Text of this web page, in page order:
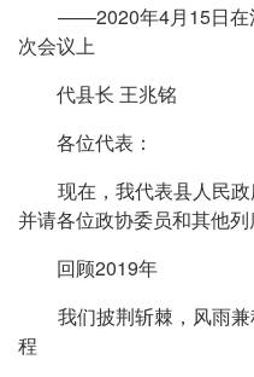
——2020年4月15日在
次会议上
代县长 王兆铭
各位代表：
现在，我代表县人民政
并请各位政协委员和其他列
回顾2019年
我们披荆斩棘，风雨兼
程